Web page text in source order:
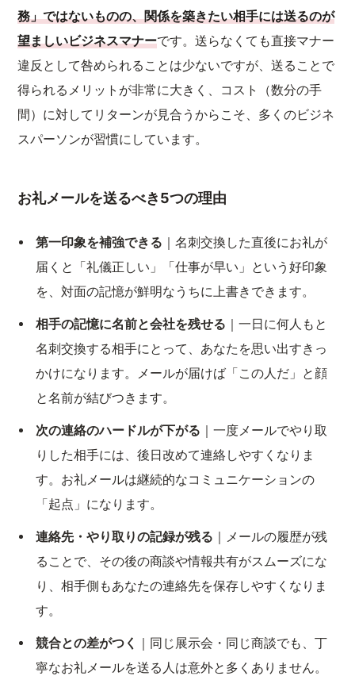
務」ではないものの、関係を築きたい相手には送るのが
望ましいビジネスマナーです。送らなくても直接マナー
違反として咎められることは少ないですが、送ることで
得られるメリットが非常に大きく、コスト（数分の手
間）に対してリターンが見合うからこそ、多くのビジネ
スパーソンが習慣にしています。
お礼メールを送るべき5つの理由
第一印象を補強できる ｜名刺交換した直後にお礼が
届くと「礼儀正しい」「仕事が早い」という好印象
を、対面の記憶が鮮明なうちに上書きできます。
相手の記憶に名前と会社を残せる ｜一日に何人もと
名刺交換する相手にとって、あなたを思い出すきっ
かけになります。メールが届けば「この人だ」と顔
と名前が結びつきます。
次の連絡のハードルが下がる ｜一度メールでやり取
りした相手には、後日改めて連絡しやすくなりま
す。お礼メールは継続的なコミュニケーションの
「起点」になります。
連絡先・やり取りの記録が残る ｜メールの履歴が残
ることで、その後の商談や情報共有がスムーズにな
り、相手側もあなたの連絡先を保存しやすくなりま
す。
競合との差がつく
｜同じ展示会・同じ商談でも、丁
寧なお礼メールを送る人は意外と多くありません。